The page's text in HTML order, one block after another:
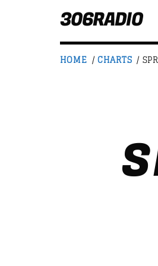
306RADIO
HOME /CHARTS /